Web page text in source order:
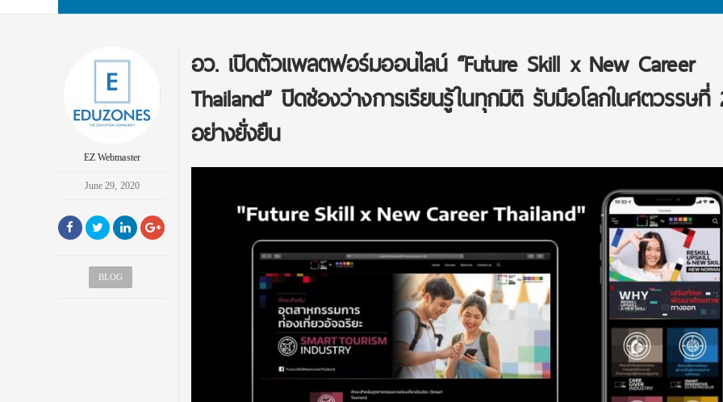
EZ Webmaster
June 29, 2020
BLOG
อว. เปิดตัวแพลตฟอร์มออนไลน์ “Future Skill x New Career
Thailand” ปิดช่องว่างการเรียนรู้ในทุกมิติ รับมือโลกในศตวรรษที่
อย่างยั่งยืน